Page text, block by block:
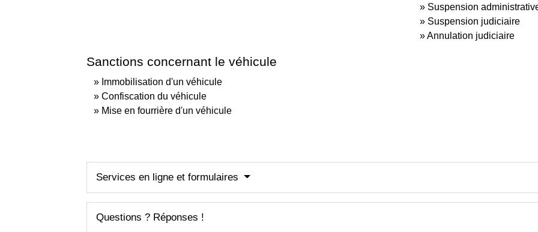
Suspension
Suspension judiciaire
Annulation judiciaire
Sanctions concernant le véhicule
Immobilisation d'un véhicule
Confiscation du véhicule
Mise en fourrière d'un véhicule
Services en ligne et formulaires
Questions ? Réponses !